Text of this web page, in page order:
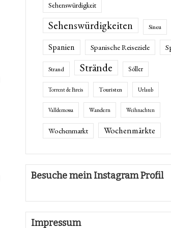
Sehenswürdigkeit
Sehenswürdigkeiten Sineu
Spanien Spanische Reiseziele
Strand Strände Sóller
Torrent de Pareis Touristen Urlaub
Valldemossa Wandern Weihnachten
Wochenmarkt Wochenmärkte
Besuche mein Instagram Profil
Impressum